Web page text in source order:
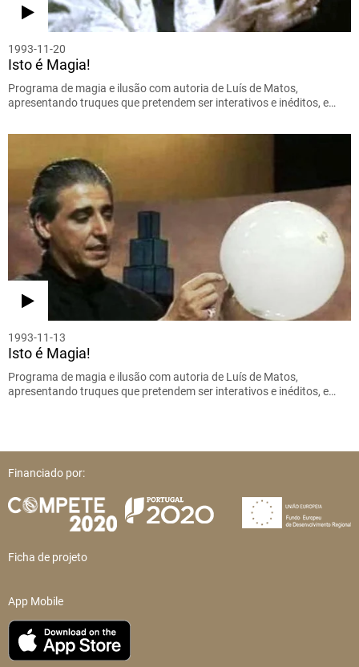
1993-11-20
Isto é Magia!
Programa de magia e ilusão com autoria de Luís de Matos,
apresentando truques que pretendem ser interativos e inéditos, e…
1993-11-13
Isto é Magia!
Programa de magia e ilusão com autoria de Luís de Matos,
apresentando truques que pretendem ser interativos e inéditos, e…
Financiado por:
Ficha de projeto
App Mobile